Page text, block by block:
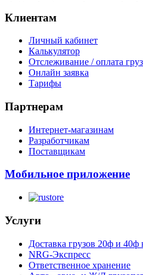
Клиентам
Личный кабинет
Калькулятор
Отслеживание / оплата
Онлайн заявка
Тарифы
Партнерам
Интернет-магазинам
Разработчикам
Поставщикам
Мобильное приложение
Услуги
Доставка грузов 20ф и 40ф
NRG-Экспресс
Ответственное хранение